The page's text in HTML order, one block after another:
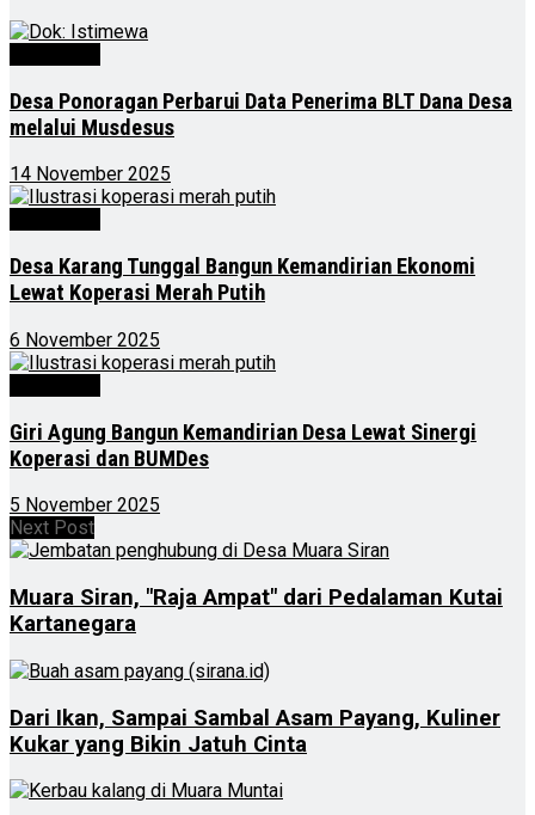
Desa Ponoragan Perbarui Data Penerima BLT Dana Desa
melalui Musdesus
14 November 2025
Desa Karang Tunggal Bangun Kemandirian Ekonomi
Lewat Koperasi Merah Putih
6 November 2025
Giri Agung Bangun Kemandirian Desa Lewat Sinergi
Koperasi dan BUMDes
5 November 2025
Next Post
Muara Siran, "Raja Ampat" dari Pedalaman Kutai
Kartanegara
Dari Ikan, Sampai Sambal Asam Payang, Kuliner
Kukar yang Bikin Jatuh Cinta